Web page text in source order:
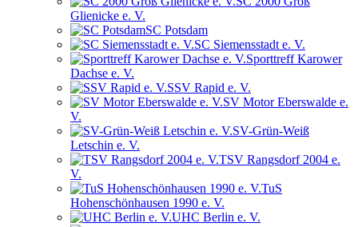
Glienicke e. V.
SC Potsdam
SC Siemensstadt e. V.
Sporttreff Karower
Dachse e. V.
SSV Rapid e. V.
SV Motor Eberswalde e.
V.
SV-Grün-Weiß
Letschin e. V.
TSV Rangsdorf 2004 e.
V.
TuS
Hohenschönhausen 1990 e. V.
UHC Berlin e. V.